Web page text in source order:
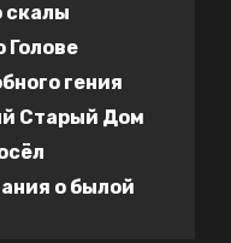
скалы
Голове
гения
Старый Дом
о былой